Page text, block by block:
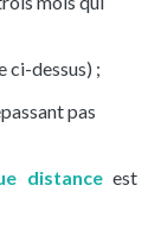
dessus) ;
pas
distanceest